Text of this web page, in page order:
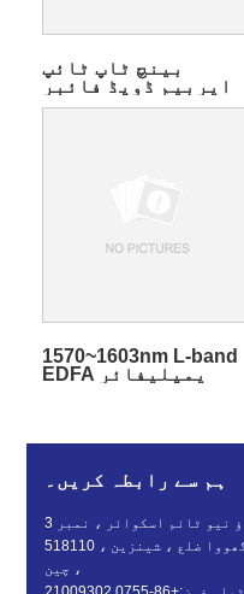
بینچ ٹاپ ٹائپ
ایربیم ڈوپڈ فائبر
ان لائن ایمپلیفائر
1570~1603nm L-band
EDFA یمپلیفائر
ہم سے رابطہ کریں۔
پتہ: کمرہ 901 ، بلڈنگ اے ، رونگ چاؤ نیو ٹائم اسکوائر ، نمبر 3
لانقنگ اول روڈ ، گونہو اسٹریٹ ، لانگھووا ضلع ، شینزین ، 518110
، چین